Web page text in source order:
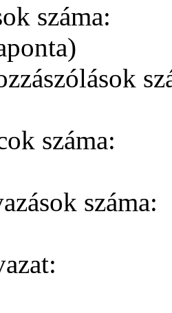
száma:
száma:
száma: